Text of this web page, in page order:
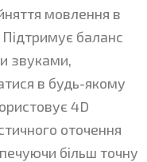
мовлення в
баланс
звуками,
в будь-якому
4D
оточення
більш точну